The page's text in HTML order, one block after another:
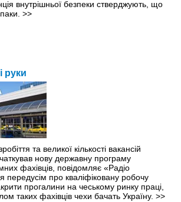
внутрішньої безпеки стверджують, що
>>
руки
та великої кількості вакансій
нову державну програму
фахівців, повідомляє «Радіо
передусім про кваліфіковану робочу
прогалини на чеському ринку праці,
таких фахівців чехи бачать Україну. >>